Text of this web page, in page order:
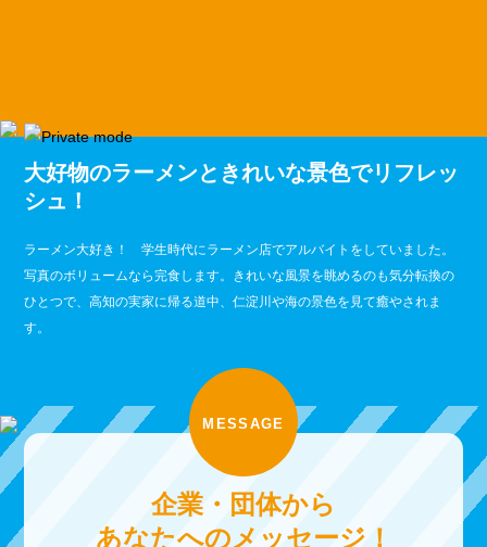
大好物のラーメンときれいな景色でリフレッ
シュ！
ラーメン大好き！ 学生時代にラーメン店でアルバイトをしていました。
写真のボリュームなら完食します。きれいな風景を眺めるのも気分転換の
ひとつで、高知の実家に帰る道中、仁淀川や海の景色を見て癒やされま
す。
MESSAGE
企業・団体から
あなたへのメッセージ！